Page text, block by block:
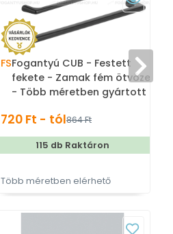
FSFogantyú CUB - Festett
fekete - Zamak fém ötvözet
- Több méretben gyártott
720 Ft - tól864 Ft
115 db Raktáron
Több méretben elérhető